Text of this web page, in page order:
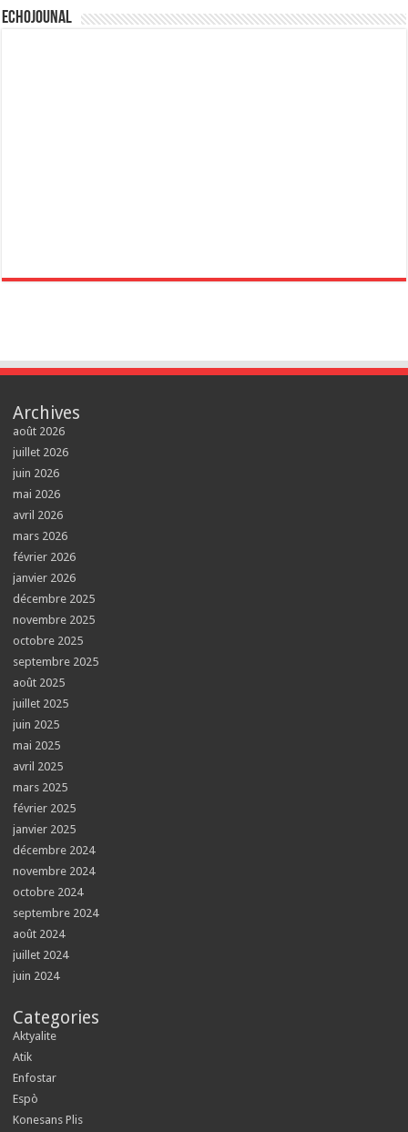
Echojounal
Archives
août 2026
juillet 2026
juin 2026
mai 2026
avril 2026
mars 2026
février 2026
janvier 2026
décembre 2025
novembre 2025
octobre 2025
septembre 2025
août 2025
juillet 2025
juin 2025
mai 2025
avril 2025
mars 2025
février 2025
janvier 2025
décembre 2024
novembre 2024
octobre 2024
septembre 2024
août 2024
juillet 2024
juin 2024
Categories
Aktyalite
Atik
Enfostar
Espò
Konesans Plis